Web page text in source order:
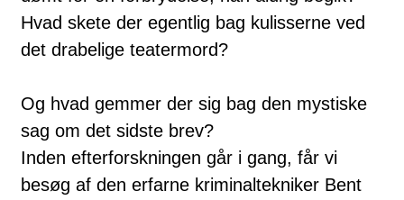
Hvad skete der egentlig bag kulisserne ved
det drabelige teatermord?
Og hvad gemmer der sig bag den mystiske
sag om det sidste brev?
Inden efterforskningen går i gang, får vi
besøg af den erfarne kriminaltekniker Bent